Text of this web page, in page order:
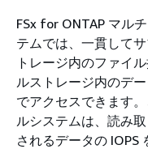
FSx for ONTAP マル
テムでは、一貫して
トレージ内のファイ
ルストレージ内のデ
でアクセスできます
ルシステムは、読み
されるデータの IOPS